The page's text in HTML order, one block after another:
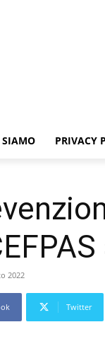
PRIVACY
2022
Twitter